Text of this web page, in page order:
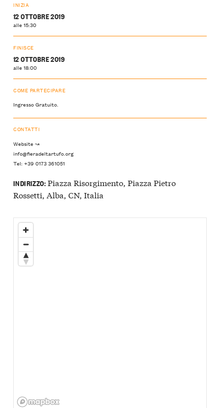
INIZIA
12 OTTOBRE 2019
alle 15:30
FINISCE
12 OTTOBRE 2019
alle 18:00
COME PARTECIPARE
Ingresso Gratuito.
CONTATTI
Website ↝
info@fieradeltartufo.org
Tel: +39 0173 361051
INDIRIZZO:Piazza Risorgimento, Piazza Pietro
Rossetti, Alba, CN, Italia